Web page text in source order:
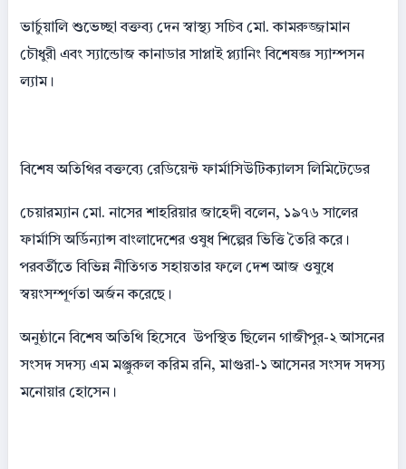
ভার্চুয়ালি শুভেচ্ছা বক্তব্য দেন স্বাস্থ্য সচিব মো. কামরুজ্জামান
চৌধুরী এবং স্যান্ডোজ কানাডার সাপ্লাই প্ল্যানিং বিশেষজ্ঞ স্যাম্পসন
ল্যাম।
বিশেষ অতিথির বক্তব্যে রেডিয়েন্ট ফার্মাসিউটিক্যালস লিমিটেডের
চেয়ারম্যান মো. নাসের শাহরিয়ার জাহেদী বলেন, ১৯৭৬ সালের
ফার্মাসি অর্ডিন্যান্স বাংলাদেশের ওষুধ শিল্পের ভিত্তি তৈরি করে।
পরবর্তীতে বিভিন্ন নীতিগত সহায়তার ফলে দেশ আজ ওষুধে
স্বয়ংসম্পূর্ণতা অর্জন করেছে।
অনুষ্ঠানে বিশেষ অতিথি হিসেবে উপস্থিত ছিলেন গাজীপুর-২ আসনের
সংসদ সদস্য এম মঞ্জুরুল করিম রনি, মাগুরা-১ আসেনর সংসদ সদস্য
মনোয়ার হোসেন।